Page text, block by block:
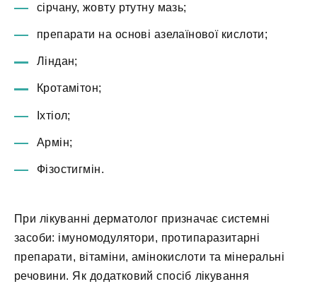
сірчану, жовту ртутну мазь;
препарати на основі азелаїнової кислоти;
Ліндан;
Кротамітон;
Іхтіол;
Армін;
Фізостигмін.
При лікуванні дерматолог призначає системні
засоби: імуномодулятори, протипаразитарні
препарати, вітаміни, амінокислоти та мінеральні
речовини. Як додатковий спосіб лікування